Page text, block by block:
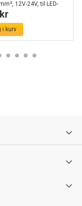
12V-24V, til LED-
i kurv